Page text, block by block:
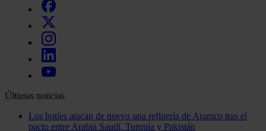
Últimas noticias
Los hutíes atacan de nuevo una refinería de Aramco tras el
pacto entre Arabia Saudí, Turquía y Pakistán